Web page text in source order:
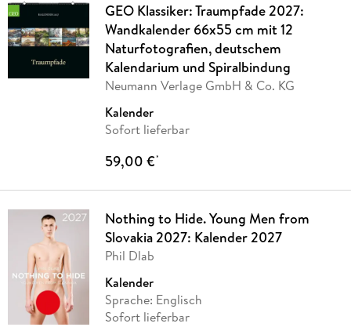
GEO Klassiker: Traumpfade 2027:
Wandkalender 66x55 cm mit 12
Naturfotografien, deutschem
Kalendarium und Spiralbindung
Neumann Verlage GmbH & Co. KG
Kalender
Sofort lieferbar
59,00 €*
Nothing to Hide. Young Men from
Slovakia 2027: Kalender 2027
Phil Dlab
Kalender
Sprache: Englisch
Sofort lieferbar